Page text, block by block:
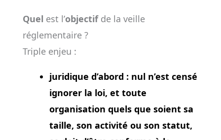
Quel est l’objectifde la veille
réglementaire ?
Triple enjeu :
juridique d’abord : nul n’est censé
ignorer la loi, et toute
organisation quels que soient sa
taille, son activité ou son statut,